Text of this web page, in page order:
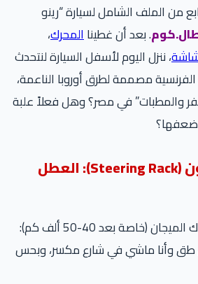
من الملف الشامل لسيارة “رينو
. بعد أن غطيناالمحرك،
، ننزل اليوم لأسفل السيارة لنتحدث
مصممة لطرق أوروبا الناعمة،
والمطبات” في مصر؟ وهل فعلاً علبة
1. علبة الدركسيون (Steering Rack): العطل
شكوى متكررة من ملاك الميجان (خاصة بعد 40-50 ألف كم):
وأنا ماشي في شارع مكسر، وبحس